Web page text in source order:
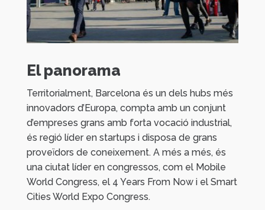
El panorama
Territorialment, Barcelona és un dels hubs més
innovadors d’Europa, compta amb un conjunt
d’empreses grans amb forta vocació industrial,
és regió líder en startups i disposa de grans
proveïdors de coneixement. A més a més, és
una ciutat líder en congressos, com el Mobile
World Congress, el 4 Years From Now i el Smart
Cities World Expo Congress.